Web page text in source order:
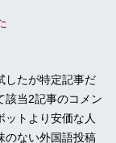
したが特定記事だ
該当2記事のコメン
ットより安価な人
のない外国語投稿